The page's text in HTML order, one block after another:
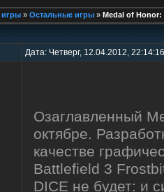
игры » Остальные игры » Medal of Honor:
Дата: Четверг, 12.04.2012,
Озаглавленный
октябре.
качестве
Battlefield 3
DICE не будет: и